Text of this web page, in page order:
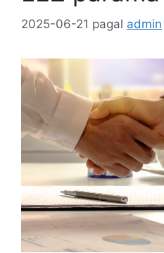
2025-06-21 pagal admin